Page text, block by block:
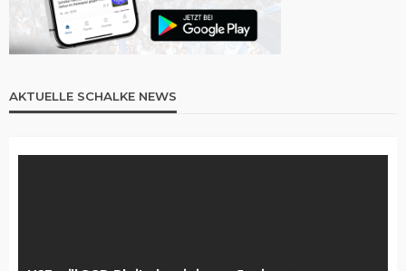
AKTUELLE SCHALKE NEWS